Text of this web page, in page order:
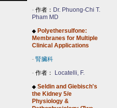
- 作者： Dr. Phuong-Chi T.
Pham MD
◆ Polyethersulfone:
Membranes for Multiple
Clinical Applications
- 腎臟科
- 作者： Locatelli, F.
◆ Seldin and Giebisch's
the Kidney 5/e
Physiology &